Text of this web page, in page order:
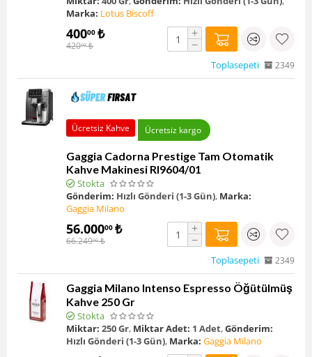
Marka: Lotus Biscoff
40000 ₺
42000 ₺
+
−
Toplasepeti 2349
Ücretsiz Kahve Ücretsiz kargo
Gaggia Cadorna Prestige Tam Otomatik
Kahve Makinesi RI9604/01
Stokta
Gönderim: Hızlı Gönderi (1-3 Gün), Marka:
Gaggia Milano
56.00000 ₺
66.24900 ₺
+
−
Toplasepeti 2349
Gaggia Milano Intenso Espresso Öğütülmüş
Kahve 250 Gr
Stokta
Miktar: 250 Gr, Miktar Adet: 1 Adet,Gönderim:
Hızlı Gönderi (1-3 Gün), Marka: Gaggia Milano